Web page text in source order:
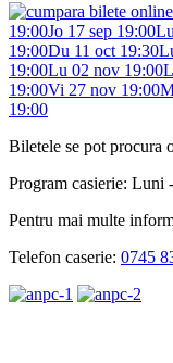
19:00Jo 17 sep 19:00
19:00Du 11 oct 19:30
19:00Lu 02 nov 19:00
19:00Vi 27 nov 19:00
19:00
Biletele se pot procura
Program casierie: Luni
Pentru mai multe
Telefon caserie: 0745